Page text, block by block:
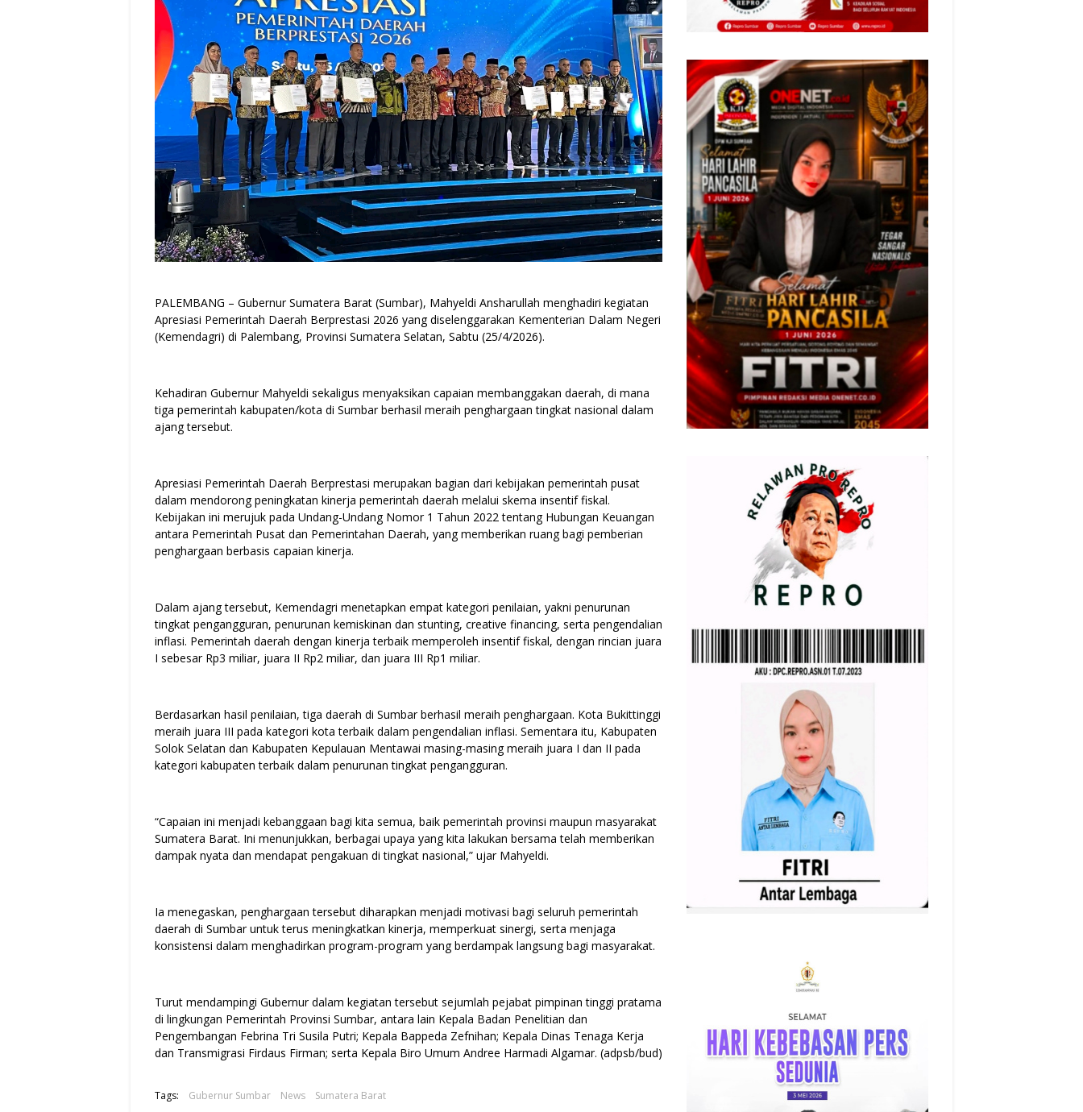
PALEMBANG – Gubernur Sumatera Barat (Sumbar), Mahyeldi Ansharullah menghadiri kegiatan
Apresiasi Pemerintah Daerah Berprestasi 2026 yang diselenggarakan Kementerian Dalam Negeri
(Kemendagri) di Palembang, Provinsi Sumatera Selatan, Sabtu (25/4/2026).
Kehadiran Gubernur Mahyeldi sekaligus menyaksikan capaian membanggakan daerah, di mana
tiga pemerintah kabupaten/kota di Sumbar berhasil meraih penghargaan tingkat nasional dalam
ajang tersebut.
Apresiasi Pemerintah Daerah Berprestasi merupakan bagian dari kebijakan pemerintah pusat
dalam mendorong peningkatan kinerja pemerintah daerah melalui skema insentif fiskal.
Kebijakan ini merujuk pada Undang-Undang Nomor 1 Tahun 2022 tentang Hubungan Keuangan
antara Pemerintah Pusat dan Pemerintahan Daerah, yang memberikan ruang bagi pemberian
penghargaan berbasis capaian kinerja.
Dalam ajang tersebut, Kemendagri menetapkan empat kategori penilaian, yakni penurunan
tingkat pengangguran, penurunan kemiskinan dan stunting, creative financing, serta pengendalian
inflasi. Pemerintah daerah dengan kinerja terbaik memperoleh insentif fiskal, dengan rincian juara
I sebesar Rp3 miliar, juara II Rp2 miliar, dan juara III Rp1 miliar.
Berdasarkan hasil penilaian, tiga daerah di Sumbar berhasil meraih penghargaan. Kota Bukittinggi
meraih juara III pada kategori kota terbaik dalam pengendalian inflasi. Sementara itu, Kabupaten
Solok Selatan dan Kabupaten Kepulauan Mentawai masing-masing meraih juara I dan II pada
kategori kabupaten terbaik dalam penurunan tingkat pengangguran.
“Capaian ini menjadi kebanggaan bagi kita semua, baik pemerintah provinsi maupun masyarakat
Sumatera Barat. Ini menunjukkan, berbagai upaya yang kita lakukan bersama telah memberikan
dampak nyata dan mendapat pengakuan di tingkat nasional,” ujar Mahyeldi.
Ia menegaskan, penghargaan tersebut diharapkan menjadi motivasi bagi seluruh pemerintah
daerah di Sumbar untuk terus meningkatkan kinerja, memperkuat sinergi, serta menjaga
konsistensi dalam menghadirkan program-program yang berdampak langsung bagi masyarakat.
Turut mendampingi Gubernur dalam kegiatan tersebut sejumlah pejabat pimpinan tinggi pratama
di lingkungan Pemerintah Provinsi Sumbar, antara lain Kepala Badan Penelitian dan
Pengembangan Febrina Tri Susila Putri; Kepala Bappeda Zefnihan; Kepala Dinas Tenaga Kerja
dan Transmigrasi Firdaus Firman; serta Kepala Biro Umum Andree Harmadi Algamar. (adpsb/bud)
Tags: Gubernur Sumbar News Sumatera Barat